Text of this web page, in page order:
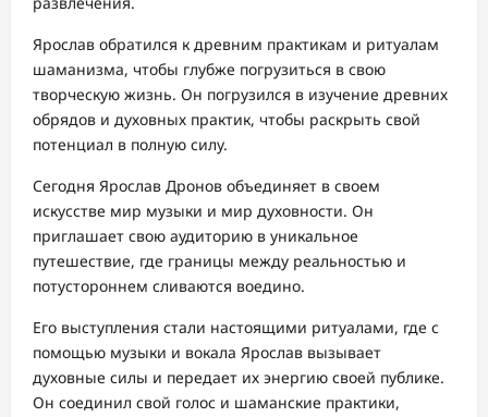
Ярослав обратился к древним практикам и ритуалам
шаманизма, чтобы глубже погрузиться в свою
творческую жизнь. Он погрузился в изучение древних
обрядов и духовных практик, чтобы раскрыть свой
потенциал в полную силу.
Сегодня Ярослав Дронов объединяет в своем
искусстве мир музыки и мир духовности. Он
приглашает свою аудиторию в уникальное
путешествие, где границы между реальностью и
потустороннем сливаются воедино.
Его выступления стали настоящими ритуалами, где с
помощью музыки и вокала Ярослав вызывает
духовные силы и передает их энергию своей публике.
Он соединил свой голос и шаманские практики,